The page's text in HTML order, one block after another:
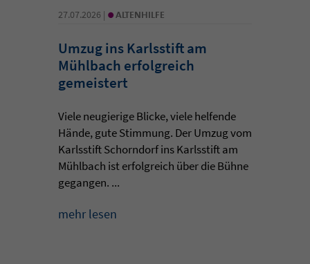
27.07.2026 | • ALTENHILFE
Umzug ins Karlsstift am
Mühlbach erfolgreich
gemeistert
Viele neugierige Blicke, viele helfende
Hände, gute Stimmung. Der Umzug vom
Karlsstift Schorndorf ins Karlsstift am
Mühlbach ist erfolgreich über die Bühne
gegangen. ...
mehr lesen